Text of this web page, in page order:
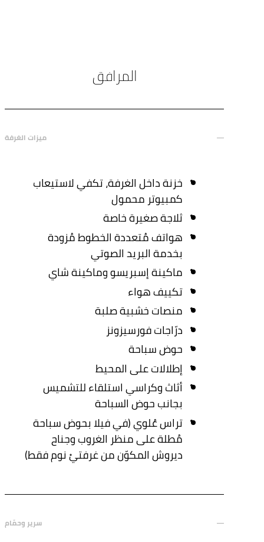
المرافق
ميزات الغرفة
خزنة داخل الغرفة، تكفي لاستيعاب
كمبيوتر محمول
ثلاجة صغيرة خاصة
هواتف مُتعددة الخطوط مُزودة
بخدمة البريد الصوتي
ماكينة إسبريسو وماكينة شاي
تكييف هواء
منصات خشبية صلبة
درّاجات فورسيزونز
حوض سباحة
إطلالات على المحيط
أثاث وكراسي استلقاء للتشميس
بجانب حوض السباحة
تراس عُلوي (في فيلا بحوض سباحة
مُطلة على منظر الغروب وجناح
ديروش المكوّن من غرفتيْ نوم فقط)
سرير وحمّام